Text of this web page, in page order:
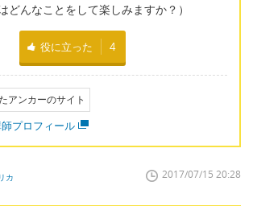
どんなことをして楽しみますか？）
役に立った 4
アンカーのサイト
プロフィール
カ 2017/07/15 20:28